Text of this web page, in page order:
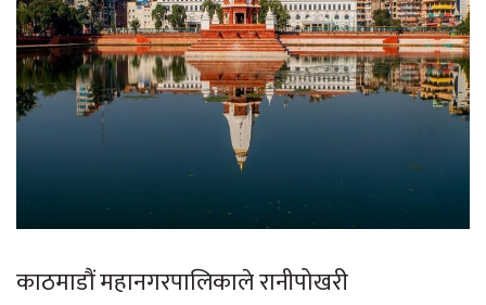
काठमाडौं महानगरपालिकाले रानीपोखरी